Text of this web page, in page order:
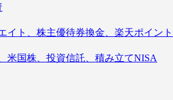
イト、株主優待券換金、楽天ポイン
米国株、投資信託、積み立てNISA